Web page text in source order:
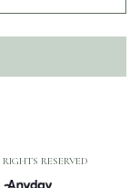
RESERVED